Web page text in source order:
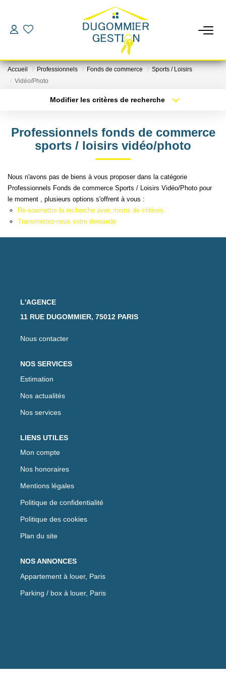
LOCATIONS
CHANGER DE GESTIONNAIRE
L'AGENCE
CONTACT
Accueil Professionnels Fonds de commerce
Sports / Loisirs
Vidéo/Photo
Modifier les critères de recherche
Budget max
Professionnels fonds de commerce
sports / loisirs vidéo/photo
Nous n'avons pas de biens à vous proposer dans la catégorie
Professionnels Fonds de commerce Sports / Loisirs Vidéo/Photo pour
le moment , plusieurs options s'offrent à vous :
Re-soumettre la recherche avec moins de critères.
Transmettez-nous votre demande
L'AGENCE
11 RUE DUGOMMIER, 75012 PARIS
Nous contacter
NOS SERVICES
Estimation
Nos actualités
Nos services
LIENS UTILES
Mon compte
Nos honoraires
Mentions légales
Politique de confidentialité
Politique des cookies
Plan du site
NOS ANNONCES
Appartement à louer, Paris
Parking / box à louer, Paris